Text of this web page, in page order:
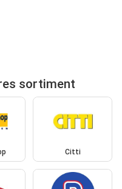
sortiment
Citti